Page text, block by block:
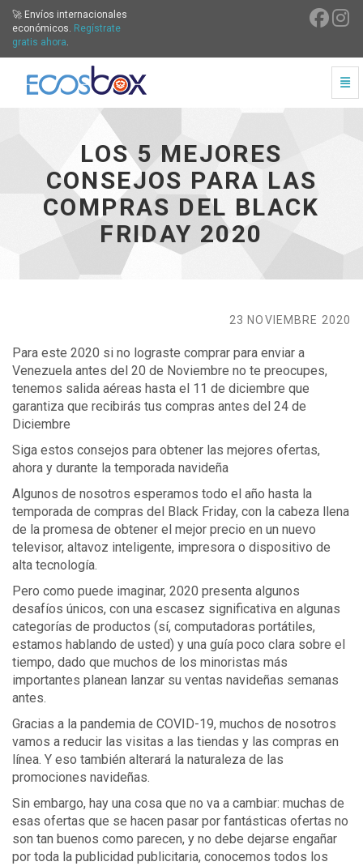
🚀 Envíos internacionales
económicos. Regístrate
gratis ahora.
Los 5 mejores consejos para las compras del Black
LOS 5 MEJORES
CONSEJOS PARA LAS
COMPRAS DEL BLACK
FRIDAY 2020
23 NOVIEMBRE 2020
Para este 2020 si no lograste comprar para enviar a
Venezuela antes del 20 de Noviembre no te preocupes,
tenemos salida aéreas hasta el 11 de diciembre que
garantiza que recibirás tus compras antes del 24 de
Diciembre
Siga estos consejos para obtener las mejores ofertas,
ahora y durante la temporada navideña
Algunos de nosotros esperamos todo el año hasta la
temporada de compras del Black Friday, con la cabeza llena
de la promesa de obtener el mejor precio en un nuevo
televisor, altavoz inteligente, impresora o dispositivo de
alta tecnología.
Pero como puede imaginar, 2020 presenta algunos
desafíos únicos, con una escasez significativa en algunas
categorías de productos (sí, computadoras portátiles,
estamos hablando de usted) y una guía poco clara sobre el
tiempo, dado que muchos de los minoristas más
importantes planean lanzar su ventas navideñas semanas
antes.
Gracias a la pandemia de COVID-19, muchos de nosotros
vamos a reducir las visitas a las tiendas y las compras en
línea. Y eso también alterará la naturaleza de las
promociones navideñas.
Sin embargo, hay una cosa que no va a cambiar: muchas de
esas ofertas que se hacen pasar por fantásticas ofertas no
son tan buenos como parecen, y no debe dejarse engañar
por toda la publicidad publicitaria, conocemos todos los